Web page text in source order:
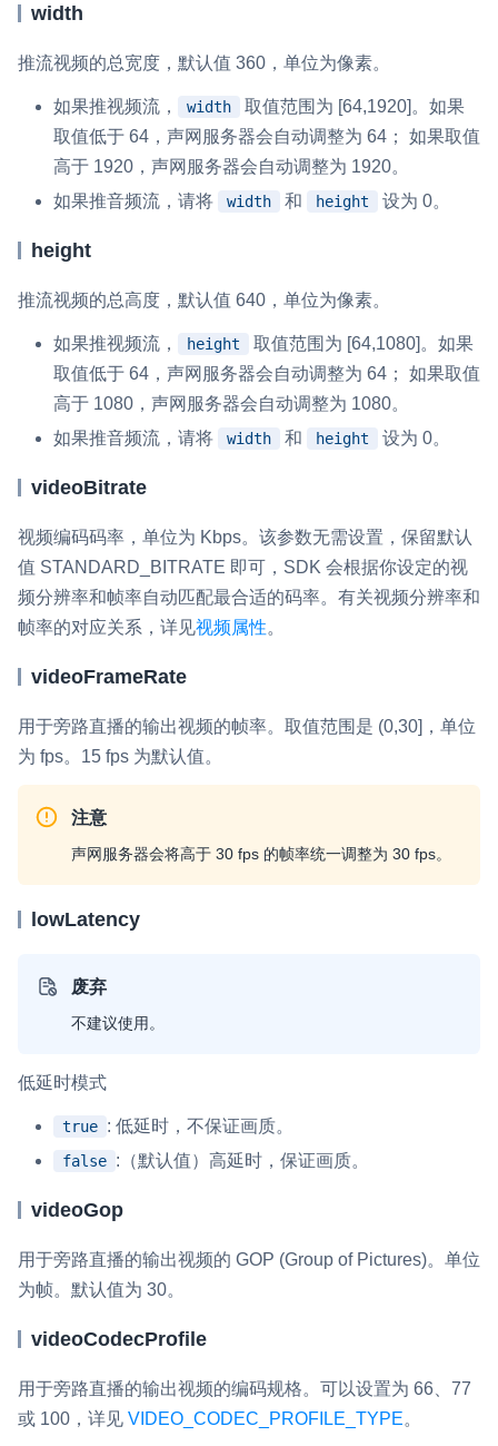
实现智能硬件和微信小程序之间的实时音视频互通
Status Page
集中展示声网主要产品及服务的综合服务质量及可用性信息
内容审核
对实时音频和视频画面进行风险识别，并联动回调和业务处置流
程
云市场
SDK 拓展插件
媒体服务
使用录制、推流、拉流等服务丰富互动体验
RTC 服务端 SDK
与 RTC 客户端 SDK 互通，实现收发流
PPT 转码服务
全周期通话质量检测、回溯和分析方案
控制台
开通和管理声网各项产品服务的统一入口
低代码应用平台
灵动会议
width
推流视频的总宽度，默认值 360，单位为像素。
如果推视频流， width
取值范围为 [64,1920]。如果
取值低于 64，声网服务器会自动调整为 64； 如果取值
高于 1920，声网服务器会自动调整为 1920。
如果推音频流，请将
width 和 height 设为 0。
height
推流视频的总高度，默认值 640，单位为像素。
如果推视频流， height
取值范围为 [64,1080]。如果
取值低于 64，声网服务器会自动调整为 64； 如果取值
高于 1080，声网服务器会自动调整为 1080。
如果推音频流，请将
width 和 height 设为 0。
videoBitrate
视频编码码率，单位为 Kbps。 该参数无需设置，保留默认
值 STANDARD_BITRATE 即可，SDK 会根据你设定的视
频分辨率和帧率自动匹配最合适的码率。有关视频分辨率和
帧率的对应关系，详见视频属性。
videoFrameRate
用于旁路直播的输出视频的帧率。取值范围是 (0,30]，单位
为 fps。15 fps 为默认值。
注意
声网服务器会将高于 30 fps 的帧率统一调整为 30 fps。
lowLatency
废弃
不建议使用。
低延时模式
true : 低延时，不保证画质。
false :（默认值）高延时，保证画质。
videoGop
用于旁路直播的输出视频的 GOP (Group of Pictures)。单位
为帧。默认值为 30。
videoCodecProfile
用于旁路直播的输出视频的编码规格。可以设置为 66、77
或 100，详见 VIDEO_CODEC_PROFILE_TYPE。